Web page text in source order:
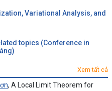
Variational Analysis, and
topics (Conference in
Xem tất cả
, A Local Limit Theorem for